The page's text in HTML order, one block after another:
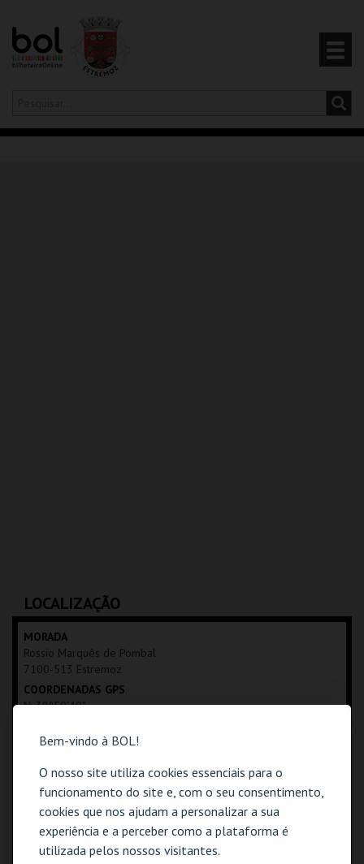
Bem-vindo à BOL!
O nosso site utiliza cookies essenciais para o
funcionamento do site e, com o seu consentimento,
cookies que nos ajudam a personalizar a sua
experiência e a perceber como a plataforma é
utilizada pelos nossos visitantes.
Olá,iniciar sessão
LOCALIZAÇÃO
MORADA
Rossio Marquês de Pombal
7100-513 Estremoz
COORDENADAS GPS
N: 38º50'40"